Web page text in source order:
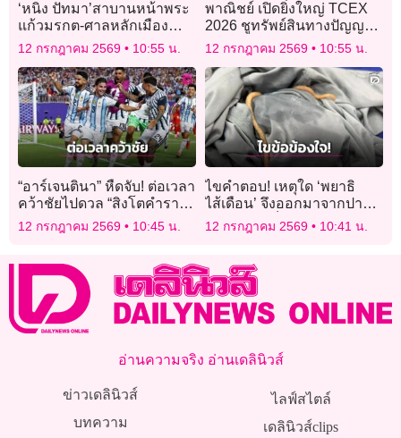
‘หนิง ปัทมา’สาบานหน้าพระ
แก้วมรกต-ศาลหลักเมือง
ปฏิเสธปมเมียน้อย สาปแช่ง
คนใส่ร้ายให้วิบัติล่มจม
12 กรกฎาคม 2569 10:55 น.
พาณิชย์ เปิดยิ่งใหญ่ TCEX
2026 ชูทรัพย์สินทางปัญญา
ต่อยอดไอเดียธุรกิจ เจรจา
ธุรกิจ 500 ล้าน
12 กรกฎาคม 2569 10:55 น.
“อาร์เจนตินา” หืดจับ! ต่อเวลา
คว้าชัยไปดวล “สิงโตคำราม”
รอบรองชนะเลิศ
12 กรกฎาคม 2569 10:45 น.
ไขคำตอบ! เหตุใด ‘พยาธิ
ไส้เดือน’ จึงออกมาจากปาก
ได้ ปมเคสเด็กอาเจียนรุนแรง
ก่อนจะพบพยาธิ
12 กรกฎาคม 2569 10:41 น.
อ่านความจริง อ่านเดลินิวส์
ข่าวเดลินิวส์
บทความ
ไลฟ์สไตล์
เดลินิวส์clips